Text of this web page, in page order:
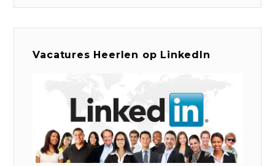
Vacatures Heerlen op LinkedIn